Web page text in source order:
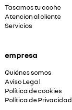
Tasamos tu coche
Atencion al cliente
Servicios
empresa
Quiénes somos
Aviso Legal
Política de cookies
Política de Privacidad